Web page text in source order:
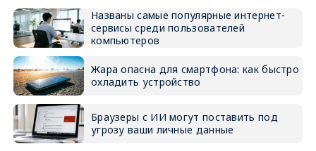
Названы самые популярные интернет-
сервисы среди пользователей
компьютеров
Жара опасна для смартфона: как быстро
охладить устройство
Браузеры с ИИ могут поставить под
угрозу ваши личные данные